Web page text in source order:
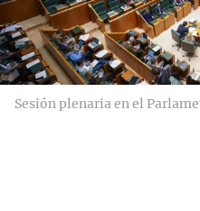
Sesión plenaria en el